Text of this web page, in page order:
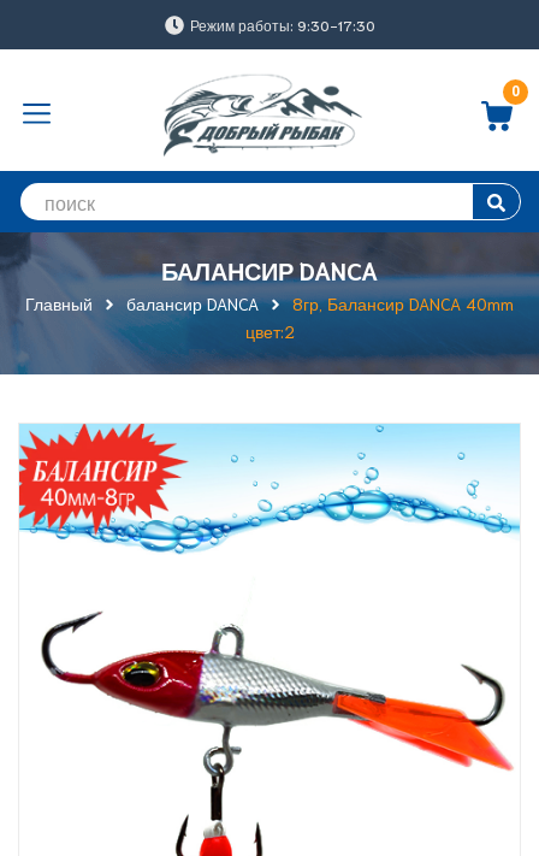
Режим работы: 9:30-17:30
0
БАЛАНСИР DANCA
Главный балансир DANCA
8гр, Балансир DANCA 40mm
цвет:2